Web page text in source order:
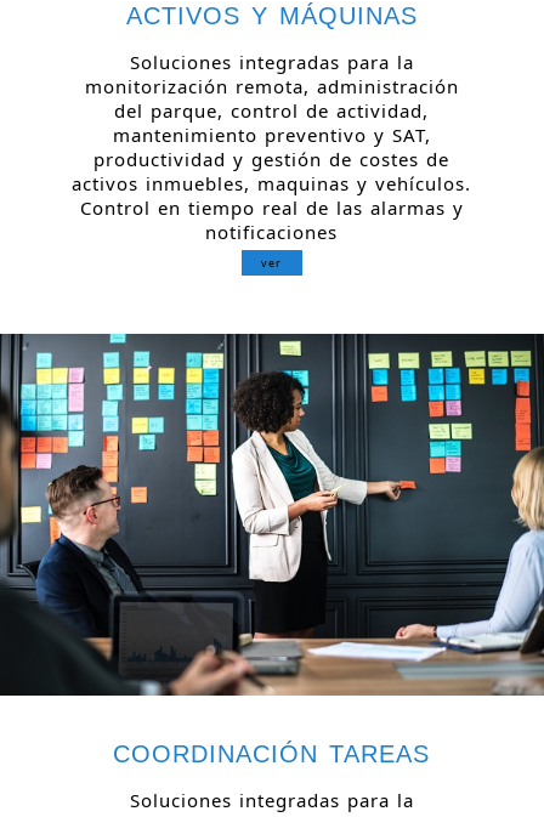
ACTIVOS Y MÁQUINAS
Soluciones integradas para la
monitorización remota, administración
del parque, control de actividad,
mantenimiento preventivo y SAT,
productividad y gestión de costes de
activos inmuebles, maquinas y vehículos.
Control en tiempo real de las alarmas y
notificaciones
ver
COORDINACIÓN TAREAS
Soluciones integradas para la